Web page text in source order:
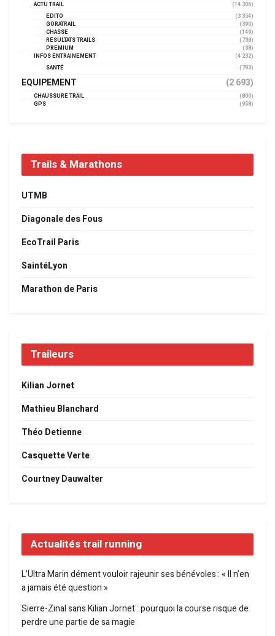
ACTU TRAIL
(14 306)
EDITO
(3 354)
GORATRAIL
(390)
CHASSE
(149)
RÉSULTATS TRAILS
(738)
PREMIUM
(38)
INFOS ENTRAINEMENT
(4 232)
SANTÉ
(793)
EQUIPEMENT (2 693)
CHAUSSURE TRAIL
(800)
GPS
(958)
Trails & Marathons
UTMB
Diagonale des Fous
EcoTrail Paris
SaintéLyon
Marathon de Paris
Traileurs
Kilian Jornet
Mathieu Blanchard
Théo Detienne
Casquette Verte
Courtney Dauwalter
Actualités trail running
L’Ultra Marin dément vouloir rajeunir ses bénévoles : « Il n’en
a jamais été question »
Sierre-Zinal sans Kilian Jornet : pourquoi la course risque de
perdre une partie de sa magie